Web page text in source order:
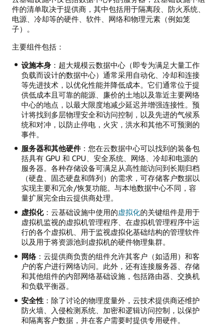
件的清单取决于提供商，其中包括用于隔离段、防火系统、
电源、冷却等的硬件、软件、网络和物理元素（例如笼
子）。
主要组件包括：
设施本身：超大规模云数据中心（即专为满足大量工作
负载而设计的数据中心）通常采用自动化、冷却和连接
等先进技术，以优化性能并降低成本。它们通常位于提
供低成本且可靠的能源、廉价的土地以及靠近主要网络
中心的地点，以最大限度地减少延迟并增强连接性。预
计将找到多层物理安全和访问控制，以及先进的气候系
统和对冲，以防止停电，火灾，洪水和其他不可预测的
事件。
服务器和其他硬件：您在云数据中心可以找到的装备包
括具有 GPU 和 CPU、安全系统、网络、冷却和电源的
服务器。各种存储设备可满足从高性能访问到长期归档
（硬盘、固态硬盘和阵列）的需求，可存储客户数据以
实现主要和冗余/恢复功能。与本地数据中心不同，容
量扩展完全由云提供商处理。
虚拟化：云基础设施中使用的虚拟化的关键组件是用于
虚拟机监视的虚拟机管理程序、在虚拟机管理程序中运
行的各个虚拟机、用于监视虚拟化基础结构的管理软件
以及用于将资源池到虚拟机的硬件物理集群。
网络：云提供商负责的组件允许其客户（如适用）和客
户的客户进行网络访问。此外，还有连接服务器、存储
和其他组件的内部网络基础设施，包括路由器、交换机
和负载平衡器。
安全性：除了讨论的物理度量外，云技术提供商还维护
防火墙、入侵检测系统、加密和逻辑访问控制，以保护
和隔离客户数据，并在客户需要时提供专用硬件。